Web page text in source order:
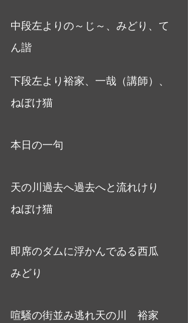
中段左よりの～じ～、みどり、て
ん諧
下段左より裕家、一哉（講師）、
ねぼけ猫
本日の一句
天の川過去へ過去へと流れけり
ねぼけ猫
即席のダムに浮かんでゐる西瓜
みどり
喧騒の街並み逃れ天の川　裕家